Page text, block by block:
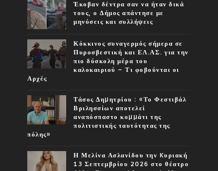
Έκοβαν δέντρα σαν να ήταν δικά
τους, ο Δήμος απάντησε με
μηνύσεις και συλλήψεις
Κόκκινος συναγερμός σήμερα σε
Πυροσβεστική και ΕΛ.ΑΣ. για την
πιο δύσκολη μέρα του
καλοκαιριού – Τι φοβούνται οι
Αρχές
Τάσος Δηµητρίου : «Το Φεστιβάλ
Βριλησσίων αποτελεί
αναπόσπαστο κοµµάτι της
πολιτιστικής ταυτότητας της
πόλης»
Η Μελίνα Ασλανίδου την Kυριακή
13 Σεπτεμβρίου 2026 στο θέατρο